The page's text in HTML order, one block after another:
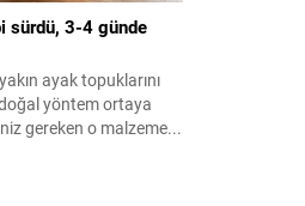
sürdü, 3-4 günde
ayak topuklarını
yöntem ortaya
gereken o malzeme...